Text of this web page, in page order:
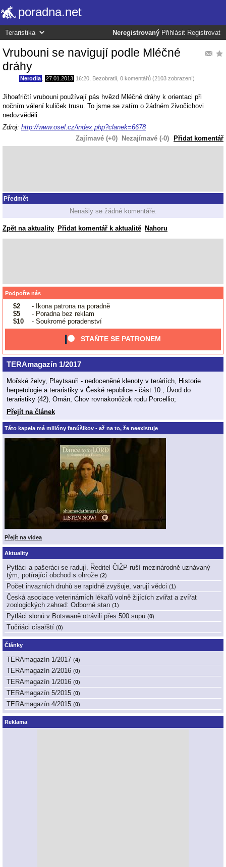
poradna.net
Neregistrovaný Přihlásit Registrovat
Vrubouni se navigují podle Mléčné
dráhy
Nerodia 27.01.2013 16:20 Bezobratlí , 0 komentářů (2103 zobrazení)
Jihoafričtí vrubouni používají pás hvězd Mléčné dráhy k orientaci při
nočním válení kuliček trusu. To jsme se zatím o žádném živočichovi
nedozvěděli.
Zdroj: http://www.osel.cz/index.php?clanek=6678
Zajímavé (+0)
Nezajímavé (-0) Přidat komentář
Předmět
Nenašly se žádné komentáře.
Zpět na aktuality Přidat komentář k aktualitě Nahoru
Podpořte nás
$2
- Ikona patrona na poradně
$5
- Poradna bez reklam
$10
- Soukromé poradenství
STAŇTE SE PATRONEM
TERAmagazín 1/2017
Mořské želvy, Playtsauři - nedoceněné klenoty v teráriích, Historie
herpetologie a teraristiky v České republice - část 10., Úvod do
teraristiky (42), Omán, Chov rovnakonôžok rodu Porcellio;
Přejít na článek
Táto kapela má milióny fanúšikov - až na to, že neexistuje
Přejít na videa
Aktuality
Pytláci a pašeráci se radují. Ředitel ČIŽP ruší mezinárodně uznávaný
tým, potírající obchod s ohrože (2)
Počet invazních druhů se rapidně zvyšuje, varují vědci (1)
Česká asociace veterinárních lékařů volně žijících zvířat a zvířat
zoologických zahrad: Odborné stan (1)
Pytláci slonů v Botswaně otrávili přes 500 supů (0)
Tučňáci císařští (0)
Články
TERAmagazín 1/2017 (4)
TERAmagazín 2/2016 (0)
TERAmagazín 1/2016 (0)
TERAmagazín 5/2015 (0)
TERAmagazín 4/2015 (0)
Reklama